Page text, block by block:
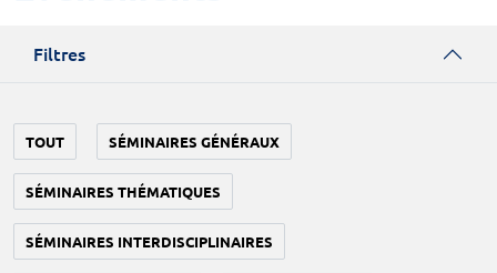
Filtres
TOUT SÉMINAIRES GÉNÉRAUX
SÉMINAIRES THÉMATIQUES
SÉMINAIRES INTERDISCIPLINAIRES